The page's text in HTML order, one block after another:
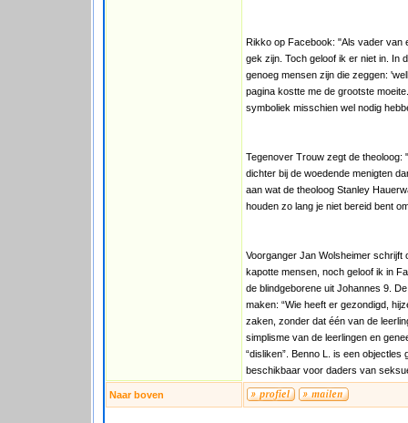
Rikko op Facebook: "Als vader van
gek zijn. Toch geloof ik er niet in. In
genoeg mensen zijn die zeggen:
pagina kostte me de grootste
symboliek misschien wel nodig
Tegenover Trouw zegt de theoloog:
dichter bij de woedende menigten
aan wat de theoloog Stanley
houden zo lang je niet bereid bent
Voorganger Jan Wolsheimer schrijft
kapotte mensen, noch geloof ik in
de blindgeborene uit Johannes 9.
maken: “Wie heeft er gezondigd,
zaken, zonder dat één van de
simplisme van de leerlingen en
“disliken”. Benno L. is een
beschikbaar voor daders van
Naar boven